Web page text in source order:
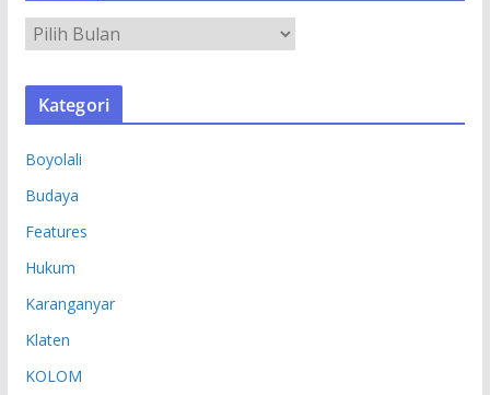
R
S
Kategori
Boyolali
Budaya
Features
Hukum
Karanganyar
Klaten
KOLOM